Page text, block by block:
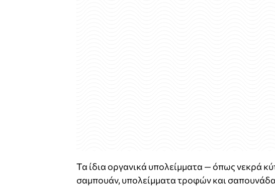
Τα ίδια οργανικά υπολείμματα — όπως νεκρά
σαμπουάν, υπολείμματα τροφών και